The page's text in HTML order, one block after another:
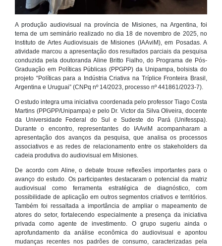
A produção audiovisual na província de Misiones, na Argentina, foi
tema de um seminário realizado no dia 18 de novembro de 2025, no
Instituto de Artes Audiovisuais de Misiones (IAAviM), em Posadas. A
atividade marcou a apresentação dos resultados parciais da pesquisa
conduzida pela doutoranda Aline Britto Fialho, do Programa de Pós-
Graduação em Políticas Públicas (PPGPP) da Unipampa, bolsista do
projeto “Políticas para a Indústria Criativa na Tríplice Fronteira Brasil,
Argentina e Uruguai” (CNPq nº 14/2023, processo nº 441861/2023-7).
O estudo integra uma iniciativa coordenada pelo professor Tiago Costa
Martins (PPGPP/Unipampa) e pelo Dr. Victor da Silva Oliveira, docente
da Universidade Federal do Sul e Sudeste do Pará (Unifesspa).
Durante o encontro, representantes do IAAviM acompanharam a
apresentação dos avanços da pesquisa, que analisa os processos
associativos e as redes de relacionamento entre os stakeholders da
cadeia produtiva do audiovisual em Misiones.
De acordo com Aline, o debate trouxe reflexões importantes para o
avanço do estudo. Os participantes destacaram o potencial da matriz
audiovisual como ferramenta estratégica de diagnóstico, com
possibilidade de aplicação em outros segmentos criativos e territórios.
Também foi ressaltada a importância de ampliar o mapeamento de
atores do setor, fortalecendo especialmente a presença da iniciativa
privada como agente de investimento. O grupo sugeriu ainda o
aprofundamento da análise econômica do audiovisual e apontou
mudanças recentes nos padrões de consumo, caracterizadas pela